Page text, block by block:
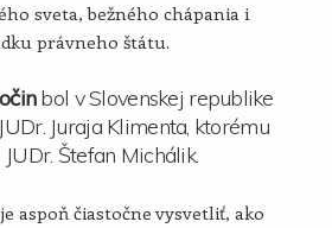
sveta, bežného chápania i
právneho štátu.
bol v Slovenskej republike
Juraja Klimenta, ktorému
Štefan Michálik.
aspoň čiastočne vysvetliť, ako